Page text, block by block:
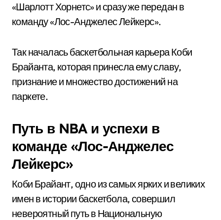
«Шарлотт Хорнетс» и сразу же передан в
команду «Лос-Анджелес Лейкерс».
Так началась баскетбольная карьера Коби
Брайанта, которая принесла ему славу,
признание и множество достижений на
паркете.
Путь в NBA и успехи в
команде «Лос-Анджелес
Лейкерс»
Коби Брайант, одно из самых ярких и великих
имен в истории баскетбола, совершил
невероятный путь в Национальную